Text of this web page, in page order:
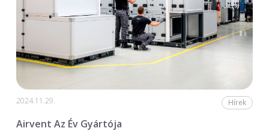
2024.11.29. Hírek
Airvent Az Év Gyártója